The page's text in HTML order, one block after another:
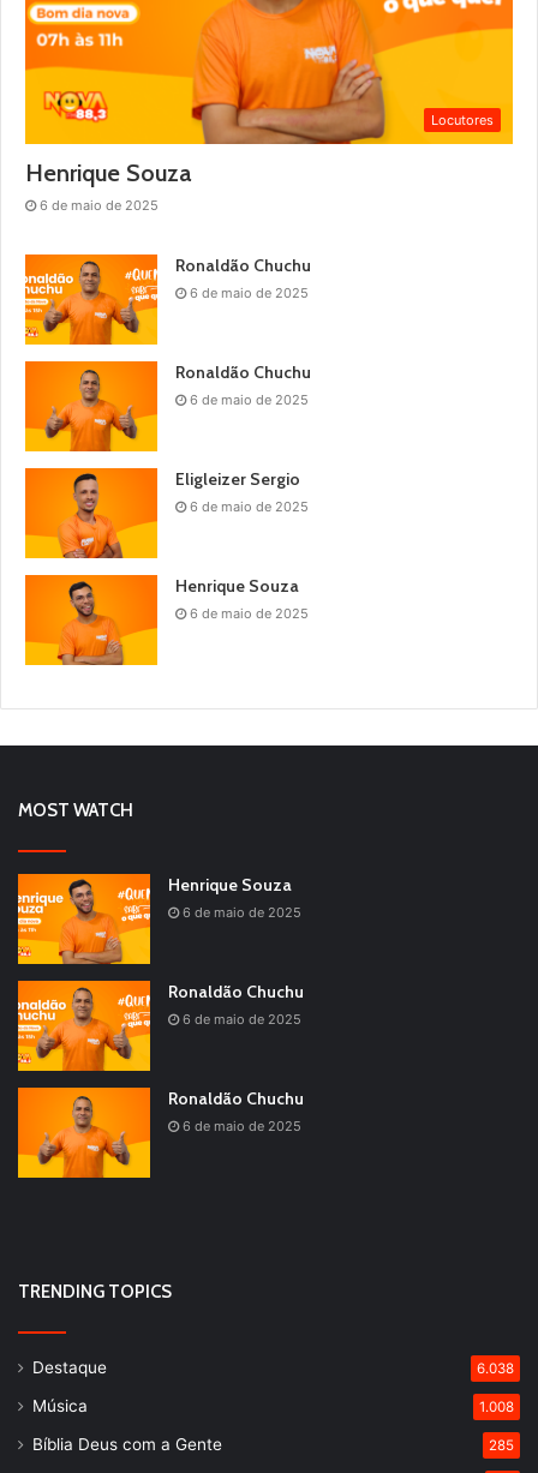
Locutores
Henrique Souza
6 de maio de 2025
Ronaldão Chuchu
6 de maio de 2025
Ronaldão Chuchu
6 de maio de 2025
Eligleizer Sergio
6 de maio de 2025
Henrique Souza
6 de maio de 2025
MOST WATCH
Henrique Souza
6 de maio de 2025
Ronaldão Chuchu
6 de maio de 2025
Ronaldão Chuchu
6 de maio de 2025
TRENDING TOPICS
Destaque 6.038
Música 1.008
Bíblia Deus com a Gente 285